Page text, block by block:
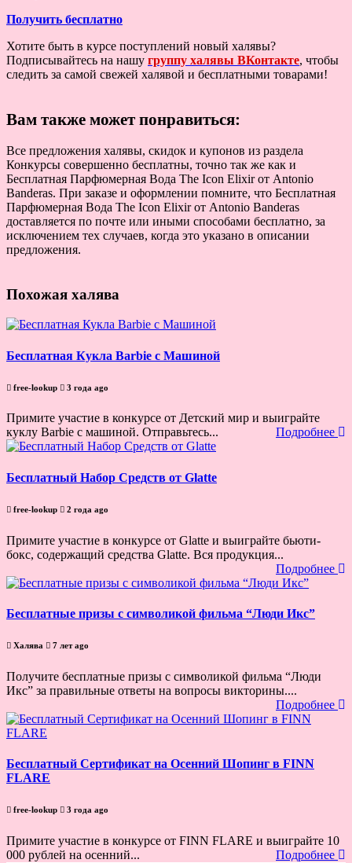
Получить бесплатно
Хотите быть в курсе поступлений новый халявы?
Подписывайтесь на нашу группу халявы ВКонтакте, чтобы
следить за самой свежей халявой и бесплатными товарами!
Вам также может понравиться:
Все предложения халявы, скидок и купонов из раздела
Конкурсы совершенно бесплатны, точно так же как и
Бесплатная Парфюмерная Вода The Icon Elixir от Antonio
Banderas. При заказе и оформлении помните, что Бесплатная
Парфюмерная Вода The Icon Elixir от Antonio Banderas
доставляется по почте или иными способами бесплатно, за
исключением тех случаев, когда это указано в описании
предложения.
Похожая халява
Бесплатная Кукла Barbie с Машиной
free-lookup 3 года ago
Примите участие в конкурсе от Детский мир и выиграйте
куклу Barbie с машиной. Отправьтесь...
Подробнее
Бесплатный Набор Средств от Glatte
free-lookup 2 года ago
Примите участие в конкурсе от Glatte и выиграйте бьюти-
бокс, содержащий средства Glatte. Вся продукция...
Подробнее
Бесплатные призы с символикой фильма “Люди Икс”
Халява 7 лет ago
Получите бесплатные призы с символикой фильма “Люди
Икс” за правильные ответы на вопросы викторины....
Подробнее
Бесплатный Сертификат на Осенний Шопинг в FINN
FLARE
free-lookup 3 года ago
Примите участие в конкурсе от FINN FLARE и выиграйте 10
000 рублей на осенний...
Подробнее